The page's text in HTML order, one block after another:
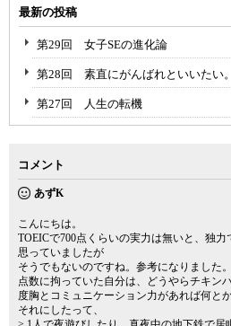
最新の投稿
第29回 女子SEの進化論
第28回 素直にがんばれといいたい。
第27回 人生の転機
コメント
あずK
こんにちは。
TOEICで700点くらいの実力は無いと、独
思っていましたが
そうでもないのですね。参考になりました。
点数に拘っていた自分は、どうやらチキン
度胸とコミュニケーション力があれば何と
それにしたって、